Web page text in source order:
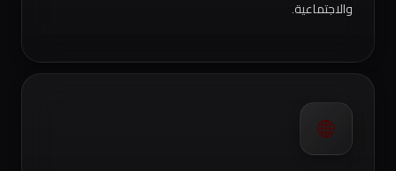
والاجتماعية.
🌐